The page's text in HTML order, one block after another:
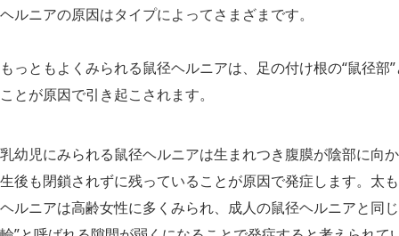
ヘルニアの原因はタイプによってさまざまです。
もっともよくみられる鼠径ヘルニアは、足の付け根の“鼠径
ことが原因で引き起こされます。
乳幼児にみられる鼠径ヘルニアは生まれつき腹膜が陰部に向
生後も閉鎖されずに残っていることが原因で発症します。太
ヘルニアは高齢女性に多くみられ、成人の鼠径ヘルニアと同